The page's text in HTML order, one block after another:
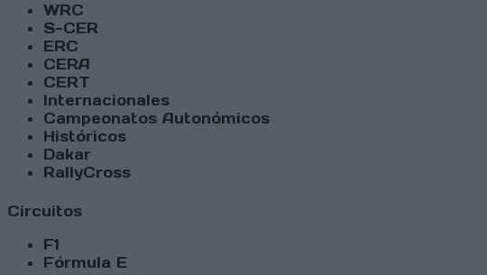
WRC
S-CER
ERC
CERA
CERT
Internacionales
Campeonatos Autonómicos
Históricos
Dakar
RallyCross
Circuitos
F1
Fórmula E